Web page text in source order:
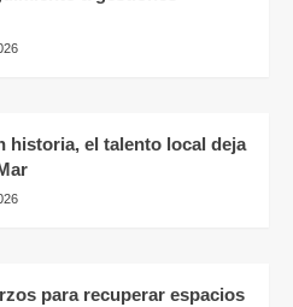
historia, el talento local deja
para recuperar espacios